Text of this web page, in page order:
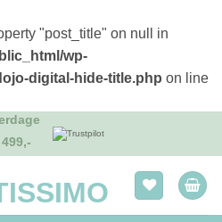
"post_title" on null in
wp-
digital-hide-title.php on line